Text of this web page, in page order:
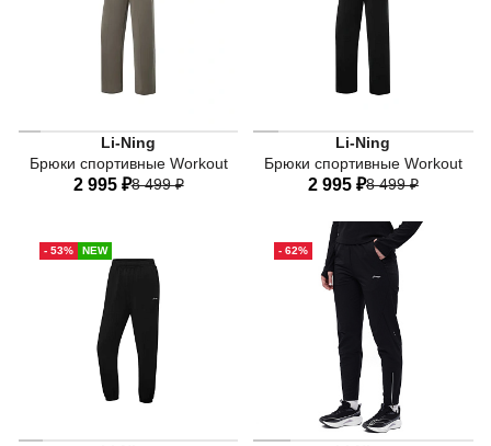
Li-Ning
Брюки спортивные Workout
Коричневые женские спортивные брюки Li-Ning из
2 995 ₽8 499 ₽
40 42
50
52
Li-Ning
Брюки спортивные Workout
Черные женские
2 995 ₽8 499 ₽
40 42 44 46
50
- 53% NEW - 62%